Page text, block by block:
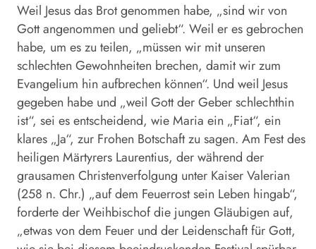
Weil Jesus das Brot genommen habe, „sind wir von
Gott angenommen und geliebt“. Weil er es gebrochen
habe, um es zu teilen, „müssen wir mit unseren
schlechten Gewohnheiten brechen, damit wir zum
Evangelium hin aufbrechen können“. Und weil Jesus
gegeben habe und „weil Gott der Geber schlechthin
ist“, sei es entscheidend, wie Maria ein „Fiat“, ein
klares „Ja“, zur Frohen Botschaft zu sagen. Am Fest des
heiligen Märtyrers Laurentius, der während der
grausamen Christenverfolgung unter Kaiser Valerian
(258 n. Chr.) „auf dem Feuerrost sein Leben hingab“,
forderte der Weihbischof die jungen Gläubigen auf,
„etwas von dem Feuer und der Leidenschaft für Gott,